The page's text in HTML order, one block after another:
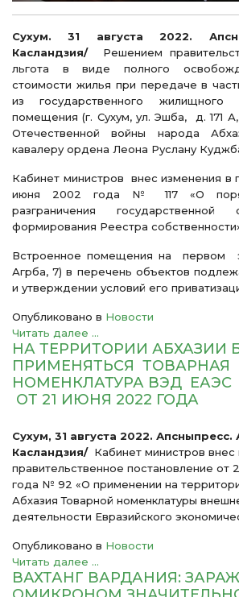
Сухум. 31 августа 2022.
Касландзия/Решением
льгота в виде полного
стоимости жилья при передаче в
из государственного
помещения (г. Сухум, ул. Эшба, д. 171
Отечественной войны народа
кавалеру ордена Леона Руслану
Кабинет министров внес изменения в
июня 2002 года № 117 «О
разграничения государственной
формирования Реестра
Встроенное помещения на первом
Агрба, 7) в перечень объектов
и утверждении условий его
Опубликовано в Новости
Читать далее ...
НА ТЕРРИТОРИИ АБХАЗИИ
ПРИМЕНЯТЬСЯ ТОВАРНАЯ
НОМЕНКЛАТУРА ВЭД
ОТ 21 ИЮНЯ 2022 ГОДА
Сухум, 31 августа 2022.
Касландзия/ Кабинет министров внес
правительственное постановление от
года № 92 «О применении на
Абхазия Товарной номенклатуры
деятельности Евразийского
Опубликовано в Новости
Читать далее ...
ВАХТАНГ ВАРДАНИЯ: